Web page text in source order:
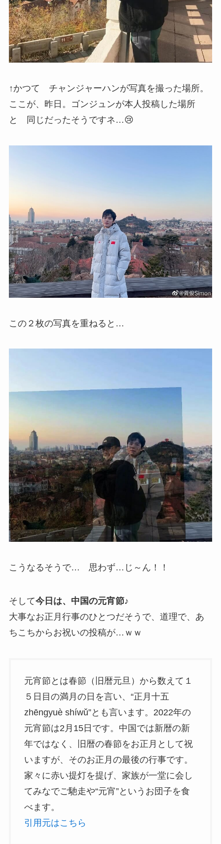
↑かつて チャンジャーハンが写真を撮った場所。
ここが、昨日。ゴンジュンが本人投稿した場所
と 同じだったそうですネ…😢
この２枚の写真を重ねると…
こうなるそうで… 思わず…じ～ん！！
そして今日は、中国の元宵節♪
大事なお正月行事のひとつだそうで、道理で、あ
ちこちからお祝いの投稿が…ｗｗ
元宵節とは春節（旧暦元旦）から数えて１
５日目の満月の日を言い、“正月十五
zhēngyuè shíwǔ”とも言います。2022年の
元宵節は2月15日です。中国では新暦の新
年ではなく、旧暦の春節をお正月として祝
いますが、そのお正月の最後の行事です。
家々に赤い提灯を提げ、家族が一堂に会し
てみなでご馳走や“元宵”というお団子を食
べます。
引用元はこちら